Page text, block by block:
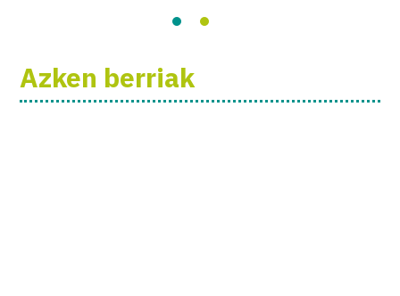
Azken berriak